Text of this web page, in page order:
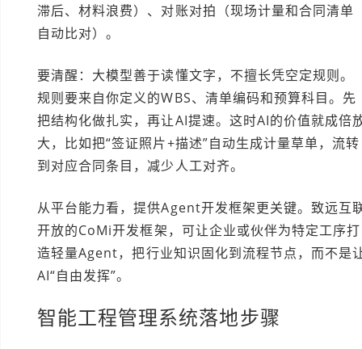
滞后、材料浪费）、对账对拍（现场计量和合同清单
自动比对）。
要清醒：大模型善于读懂文字，不擅长凭空定规则。
规则要来自你定义的WBS、清单编码和预算科目。先
把结构化做扎实，再让AI提速。这时AI的价值就成倍
大，比如把“签证照片+描述”自动生成计量草单，流转
到对应合同条目，减少人工对齐。
从平台能力看，提供Agent开发框架更关键。致远互
开放的CoMi开发框架，可让企业或伙伴为特定工序打
造轻量Agent，把行业知识固化到流程节点，而不是
AI“自由发挥”。
智能工程管理系统落地步骤